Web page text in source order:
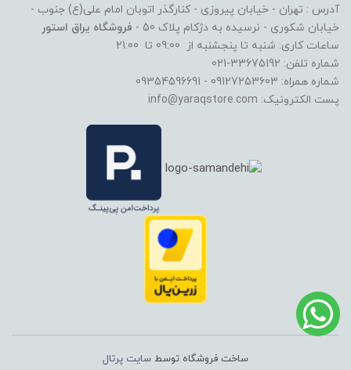
آدرس : تهران - خیابان پیروزی - کنارگذر اتوبان امام علی(ع) جنوب -
خیابان شکوری - نرسیده به دژکام پلاک 50 -
فروشگاه یراق استور
ساعات کاری: شنبه تا پنجشنبه از 09:00 تا 21:00
شماره تلفن: 33675192-021
شماره همراه: 09127253603 - 09354596691
پست الکترونیک: info@yaraqstore.com
ساخت فروشگاه توسط سایت پرتال